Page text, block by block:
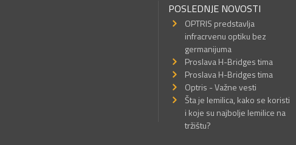
POSLEDNJE NOVOSTI
OPTRIS predstavlja
infracrvenu optiku bez
germanijuma
Proslava H-Bridges tima
Proslava H-Bridges tima
Optris - Važne vesti
Šta je lemilica, kako se koristi
i koje su najbolje lemilice na
tržištu?